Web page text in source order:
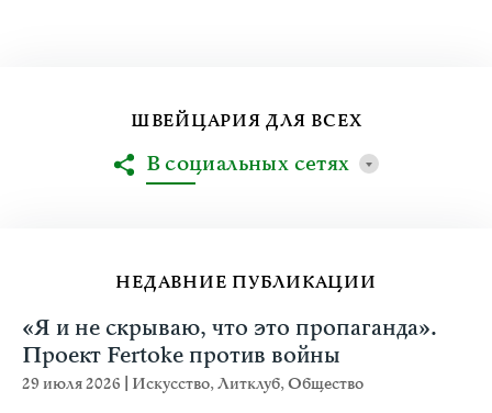
НЕДАВНИЕ ПУБЛИКАЦИИ
«Я и не скрываю, что это пропаганда».
Проект Fertoke против войны
29 июля 2026 Искусство,Литклуб,Общество
ШВЕЙЦАРИЯ ДЛЯ ВСЕХ
В социальных сетях